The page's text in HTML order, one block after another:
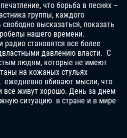
что борьба в песнях –
группы, каждого
высказаться, показать
нашего времени.
становятся все более
давлению власти. С
людям, которые не имеют
на кожаных стульях
ежедневно вбивают мысли, что
все живут хорошо. День за днем
ситуацию в стране и в мире